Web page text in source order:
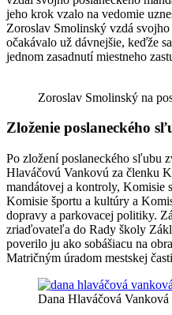
jeho krok vzalo na vedomie
Zoroslav Smolinský vzdá svojho
očakávalo už dávnejšie, keďže
jednom zasadnutí miestneho
Zoroslav Smolinský na
Zloženie poslaneckého
Po zložení poslaneckého sľubu
Hlaváčovú Vankovú za členku
mandátovej a kontroly, Komisie
Komisie športu a kultúry a
dopravy a parkovacej politiky.
zriaďovateľa do Rady školy
poverilo ju ako sobášiacu na
Matričným úradom mestskej
Dana Hlaváčová